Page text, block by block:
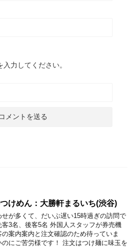
入力してください。
けめん：大勝軒まるいち(渋谷)
せが多くて、だいぶ遅い15時過ぎの訪問で
客3名、後客5名 外国人スタッフが券売機
の案内案内と注文確認のため待っていま
のにご苦労様です！ 注文はつけ麺に味玉を